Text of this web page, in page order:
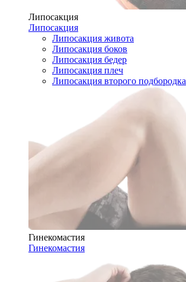
Липосакция
Липосакция
Липосакция живота
Липосакция боков
Липосакция бедер
Липосакция плеч
Липосакция второго подбородка
Гинекомастия
Гинекомастия